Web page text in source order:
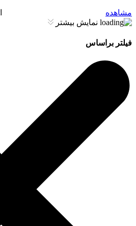
مشاهده
نمایش بیشتر
فیلتر براساس